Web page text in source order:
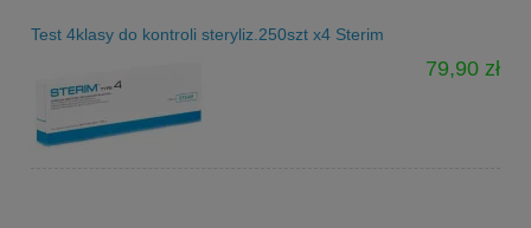
Test 4klasy do kontroli steryliz.250szt x4 Sterim
79,90 zł